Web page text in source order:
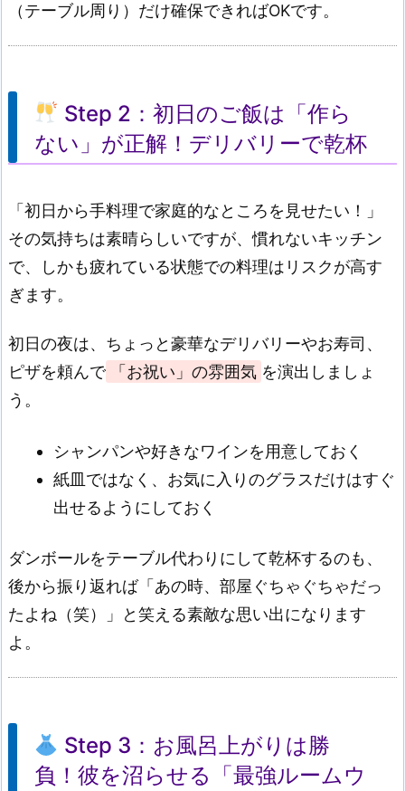
（テーブル周り）だけ確保できればOKです。
Step 2：初日のご飯は「作ら
ない」が正解！デリバリーで乾杯
「初日から手料理で家庭的なところを見せたい！」
その気持ちは素晴らしいですが、慣れないキッチン
で、しかも疲れている状態での料理はリスクが高す
ぎます。
初日の夜は、ちょっと豪華なデリバリーやお寿司、
ピザを頼んで
「お祝い」の雰囲気 を演出しましょ
う。
シャンパンや好きなワインを用意しておく
紙皿ではなく、お気に入りのグラスだけはすぐ
出せるようにしておく
ダンボールをテーブル代わりにして乾杯するのも、
後から振り返れば「あの時、部屋ぐちゃぐちゃだっ
たよね（笑）」と笑える素敵な思い出になります
よ。
Step 3：お風呂上がりは勝
負！彼を沼らせる「最強ルームウ